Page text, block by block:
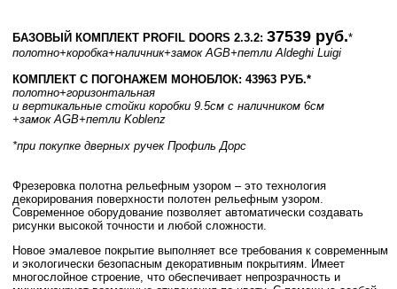
БАЗОВЫЙ КОМПЛЕКТ PROFIL DOORS 2.3.2: 37539 руб.*
полотно+коробка+наличник+замок AGB+петли Aldeghi Luigi
КОМПЛЕКТ С ПОГОНАЖЕМ МОНОБЛОК: 43963 РУБ.*
полотно+горизонтальная
и вертикальные стойки коробки 9.5см с наличником 6см
+замок AGB+петли Koblenz
*при покупке дверных ручек Профиль Дорс
Фрезеровка полотна рельефным узором – это технология
декорирования поверхности полотен рельефным узором.
Современное оборудование позволяет автоматически создавать
рисунки высокой точности и любой сложности.
Новое эмалевое покрытие выполняет все требования к современным
и экологически безопасным декоративным покрытиям. Имеет
многослойное строение, что обеспечивает непрозрачность и